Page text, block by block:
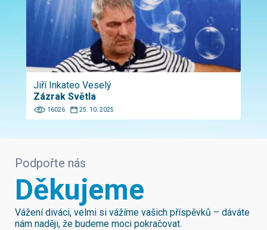
Jiří Inkateo Veselý
Zázrak Světla
16026 25. 10. 2025
Podpořte nás
Děkujeme
Vážení diváci, velmi si vážíme vašich příspěvků – dáváte
nám naději, že budeme moci pokračovat.